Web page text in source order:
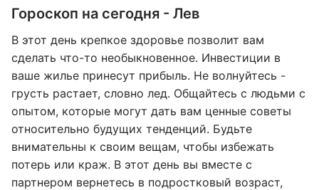
Гороскоп на сегодня - Лев
В этот день крепкое здоровье позволит вам
сделать что-то необыкновенное. Инвестиции в
ваше жилье принесут прибыль. Не волнуйтесь -
грусть растает, словно лед. Общайтесь с людьми с
опытом, которые могут дать вам ценные советы
относительно будущих тенденций. Будьте
внимательны к своим вещам, чтобы избежать
потерь или краж. В этот день вы вместе с
партнером вернетесь в подростковый возраст,